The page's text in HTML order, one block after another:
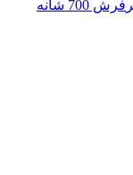
فرش 700 شانه